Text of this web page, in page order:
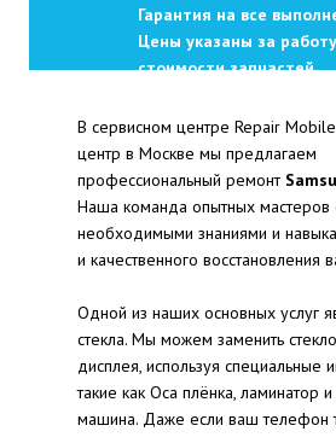
Гарантия на все
Цены указаны за
стоимости запчастей.
В сервисном центре Repair
центр в Москве мы предлагаем
профессиональный ремонт
Наша команда опытных мастеров
необходимыми знаниями и
и качественного восстановления
Одной из наших основных услуг
стекла. Мы можем заменить
дисплея, используя специальные
такие как Оса плёнка, ламинатор
машина. Даже если ваш телефон